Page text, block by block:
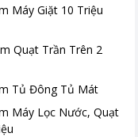
Máy Giặt 10 Triệu
Quạt Trần Trên 2
Tủ Đông Tủ Mát
Máy Lọc Nước, Quạt